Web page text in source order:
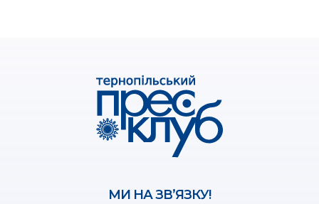
МИ НА ЗВ’ЯЗКУ!